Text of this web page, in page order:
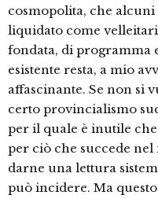
cosmopolita, che
liquidato come
fondata, di programma
esistente resta, a mio
affascinante. Se non si
certo provincialismo
per il quale è inutile
per ciò che succede
darne una lettura
può incidere. Ma